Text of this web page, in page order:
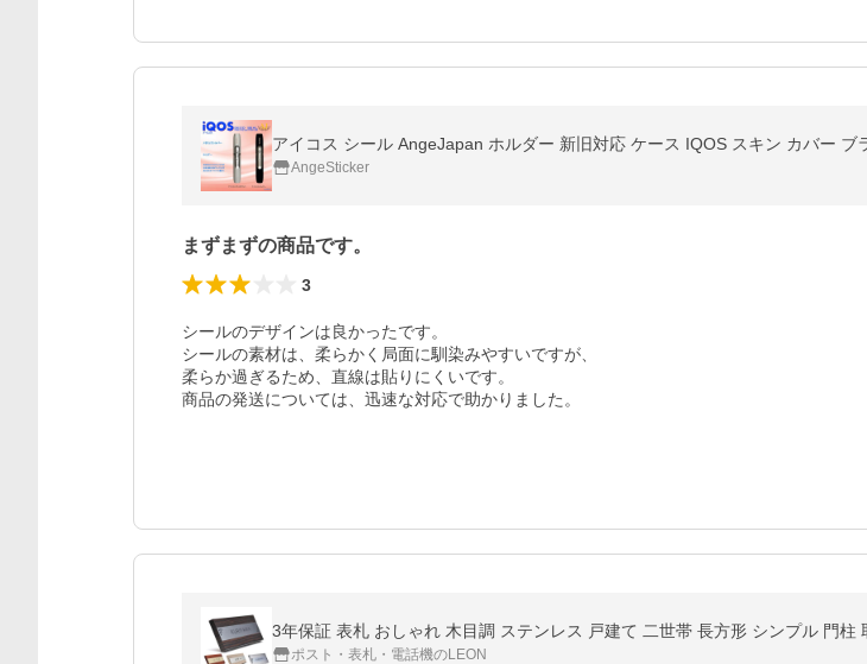
アイコス シール AngeJapan ホルダー 新旧対応 ケース IQOS スキン カバー
AngeSticker
まずまずの商品です。
3
シールのデザインは良かったです。
シールの素材は、柔らかく局面に馴染みやすいですが、
柔らか過ぎるため、直線は貼りにくいです。
商品の発送については、迅速な対応で助かりました。
3年保証 表札 おしゃれ 木目調 ステンレス 戸建て 二世帯 長方形 シンプル 門
ポスト・表札・電話機のLEON